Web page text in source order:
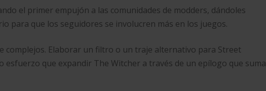
el primer empujón a las comunidades de modders, dándoles
para que los seguidores se involucren más en los juegos.
complejos. Elaborar un filtro o un traje alternativo para Street
esfuerzo que expandir The Witcher a través de un epílogo que suma